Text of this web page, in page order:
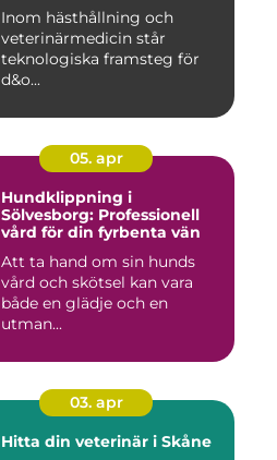
Inom hästhållning och
veterinärmedicin står
teknologiska framsteg för
d&o...
05. apr
Hundklippning i
Sölvesborg: Professionell
vård för din fyrbenta vän
Att ta hand om sin hunds
vård och skötsel kan vara
både en glädje och en
utman...
03. apr
Hitta din veterinär i Skåne